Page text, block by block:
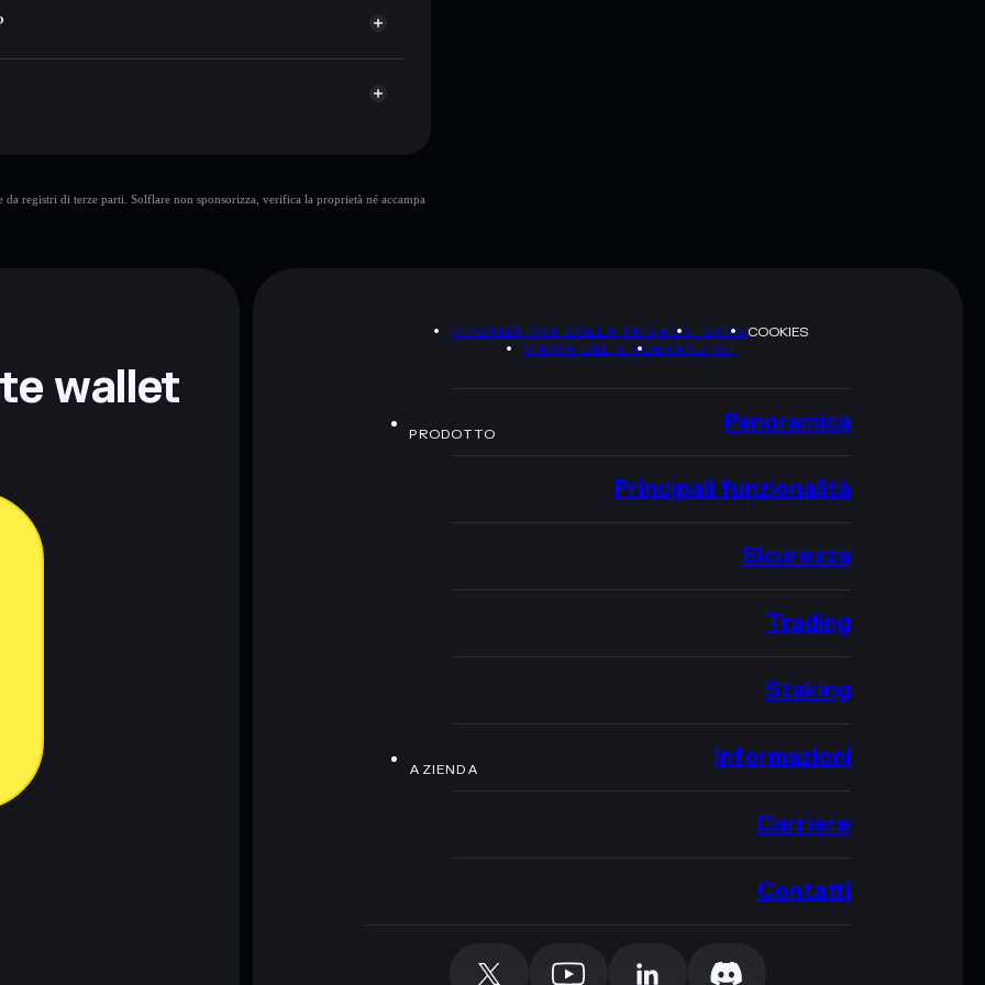
wallet Solflare
registri di terze parti. Solflare non sponsorizza, verifica la proprietà né accampa
wallet
INFORMATIVA SULLA PRIVACYTERMSCOOKIES
MAPPA DEL SITOBRAND KIT
PRODOTTO Panoramica
Principali funzionalità
Sicurezza
Trading
Staking
AZIENDA Informazioni
Carriere
Contatti